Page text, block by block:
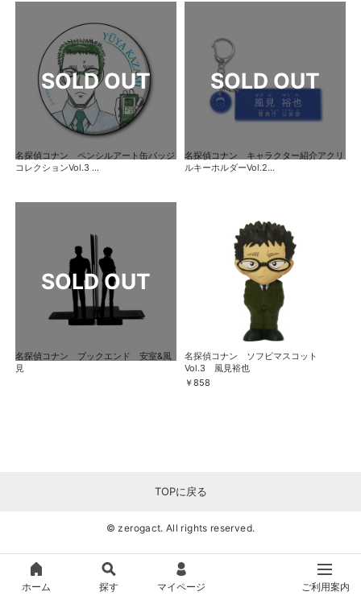
名探偵コナン ペンシルアート缶バッジ
コレクションVol.3 ...
名探偵コナン キャラクター紹介アクリ
ルキーホルダーVol.2...
名探偵コナン ブックエンド 安室&風
見
名探偵コナン ソフビマスコット
Vol.3 風見裕也
￥858
TOPに戻る
© zerogact. All rights reserved.
ホーム 探す マイページ ご利用案内